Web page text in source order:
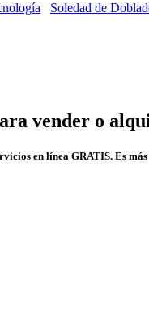
Soledad de
vender o
en línea GRATIS. Es